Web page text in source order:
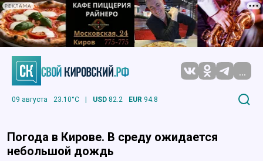
РЕКЛАМА
...
09 августа 23.10°C | USD 82.2 EUR 94.8
Погода в Кирове. В среду ожидается
небольшой дождь